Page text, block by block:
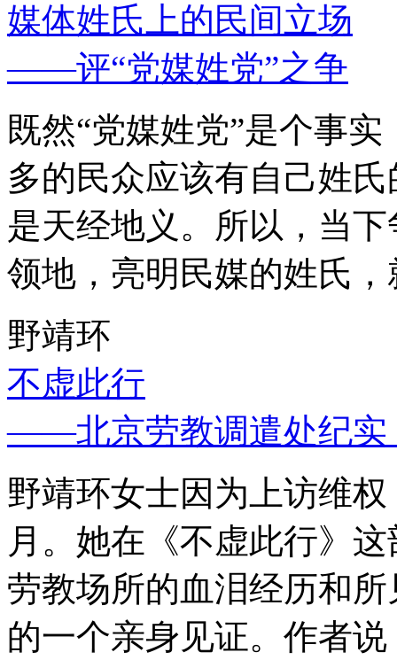
媒体姓氏上的民间立场
——评“党媒姓党”之争
既然“党媒姓党”是个事
多的民众应该有自己姓
是天经地义。所以，当
领地，亮明民媒的姓氏
野靖环
不虚此行
——北京劳教调遣处纪实
野靖环女士因为上访维
月。她在《不虚此行》
劳教场所的血泪经历和
的一个亲身见证。作者